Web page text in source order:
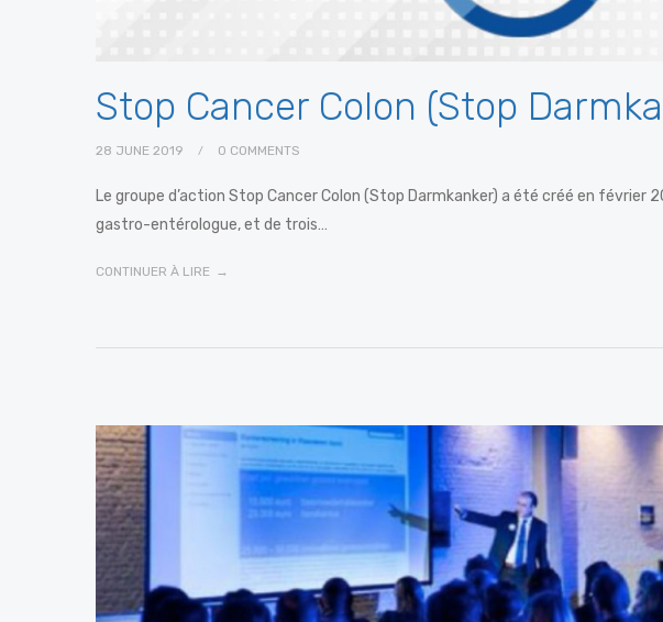
Stop Cancer Colon (Stop
28 JUNE 2019 0 COMMENTS
Le groupe d’action Stop Cancer Colon (Stop Darmkanker) a été créé en février
gastro-entérologue, et de trois…
CONTINUER À LIRE